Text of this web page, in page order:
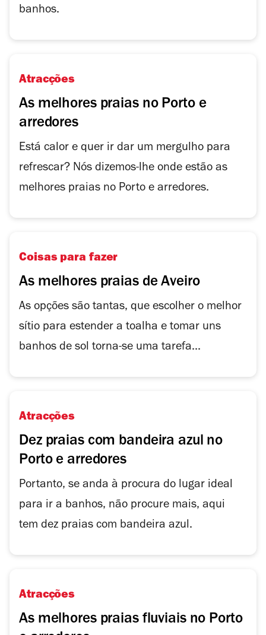
banhos.
Atracções
As melhores praias no Porto e
arredores
Está calor e quer ir dar um mergulho para
refrescar? Nós dizemos-lhe onde estão as
melhores praias no Porto e arredores.
Coisas para fazer
As melhores praias de Aveiro
As opções são tantas, que escolher o melhor
sítio para estender a toalha e tomar uns
banhos de sol torna-se uma tarefa...
Atracções
Dez praias com bandeira azul no
Porto e arredores
Portanto, se anda à procura do lugar ideal
para ir a banhos, não procure mais, aqui
tem dez praias com bandeira azul.
Atracções
As melhores praias fluviais no Porto